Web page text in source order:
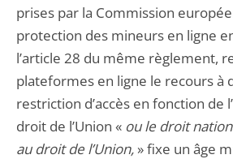
prises par la Commission
protection des mineurs en ligne
l’article 28 du même règlement,
plateformes en ligne le recours à
restriction d’accès en fonction de
droit de l’Union « ou le droit
au droit de l’Union, » fixe un âge